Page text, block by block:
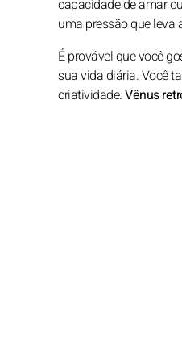
capacidade de amar
uma pressão que leva
É provável que você
sua vida diária. Você
criatividade.Vênus